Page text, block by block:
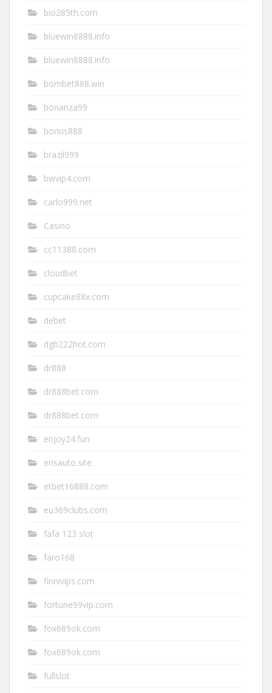
bio285th.com
bluewin8888.info
bluewin8888.info
bombet888.win
bonanza99
bonus888
brazil999
bwvip4.com
carlo999.net
Casino
cc11388.com
cloudbet
cupcake88x.com
debet
dgb222hot.com
dr888
dr888bet.com
dr888bet.com
enjoy24.fun
erisauto.site
etbet16888.com
eu369clubs.com
fafa 123 slot
faro168
finnivips.com
fortune99vip.com
fox689ok.com
fox689ok.com
fullslot